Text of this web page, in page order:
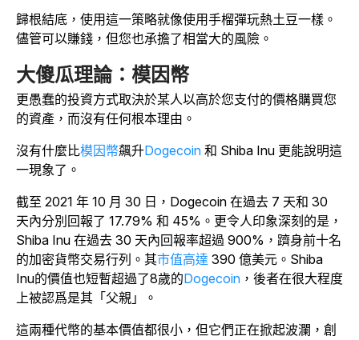
歸根結底，使用這一策略就像使用手榴彈玩熱土豆一樣。
儘管可以賺錢，但您也承擔了相當大的風險。
大傻瓜理論：模因幣
更愚蠢的投資方式取決於某人以高於您支付的價格購買您
的資產，而沒有任何根本理由。
沒有什麼比模因幣飆升Dogecoin 和 Shiba Inu 更能說明這
一現象了。
截至 2021 年 10 月 30 日，Dogecoin 在過去 7 天和 30
天內分別回報了 17.79% 和 45%。更令人印象深刻的是，
Shiba Inu 在過去 30 天內回報率超過 900%，躋身前十名
的加密貨幣交易行列。其市值高達 390 億美元。Shiba
Inu的價值也短暫超過了8歲的Dogecoin ，後者在很大程度
上被認爲是其「父親」。
這兩種代幣的基本價值都很小，但它們正在掀起波瀾，創